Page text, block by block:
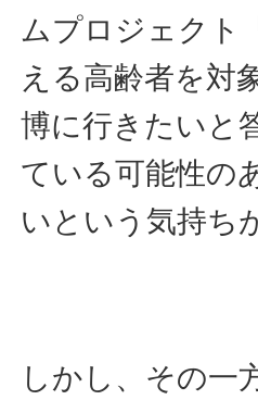
ムプロジェクト
える高齢者を対
博に行きたいと
ている可能性の
いという気持ち
しかし、その一